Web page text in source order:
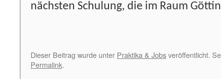
nächsten Schulung, die im Raum
Dieser Beitrag wurde unter Praktika & Jobsveröffentlicht.
Permalink.